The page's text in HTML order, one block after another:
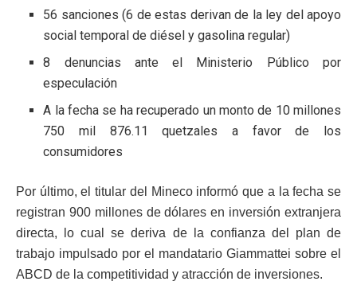
56 sanciones (6 de estas derivan de la ley del apoyo
social temporal de diésel y gasolina regular)
8 denuncias ante el Ministerio Público por
especulación
A la fecha se ha recuperado un monto de 10 millones
750 mil 876.11 quetzales a favor de los
consumidores
Por último, el titular del Mineco informó que a la fecha se
registran 900 millones de dólares en inversión extranjera
directa, lo cual se deriva de la confianza del plan de
trabajo impulsado por el mandatario Giammattei sobre el
ABCD de la competitividad y atracción de inversiones.